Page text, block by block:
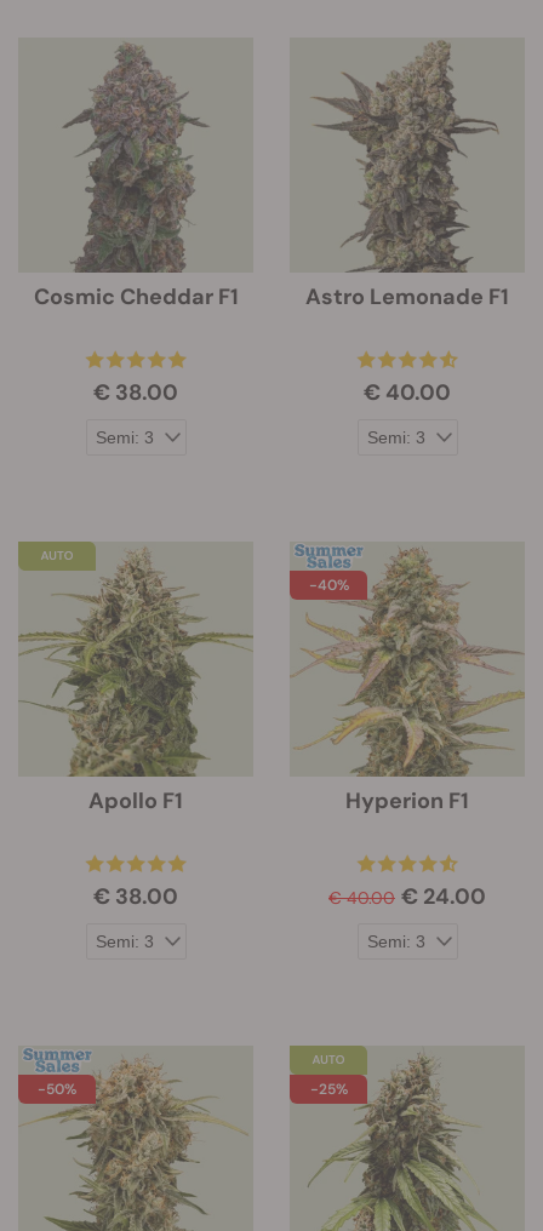
Cosmic Cheddar F1
€ 38.00
Astro Lemonade F1
€ 40.00
Apollo F1
€ 38.00
-40%
Hyperion F1
€ 40.00 € 24.00
-50% -25%